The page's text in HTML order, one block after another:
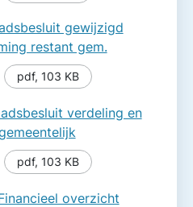
gewijzigd
restant gem.
pdf, 103 KB
verdeling en
pdf, 103 KB
overzicht